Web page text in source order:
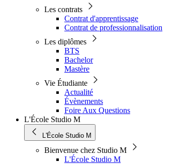
Les contrats
Contrat d'apprentissage
Contrat de professionnalisation
Les diplômes
BTS
Bachelor
Mastère
Vie Étudiante
Actualité
Évènements
Foire Aux Questions
L'École Studio M
L'École Studio M
Bienvenue chez Studio M
L'École Studio M